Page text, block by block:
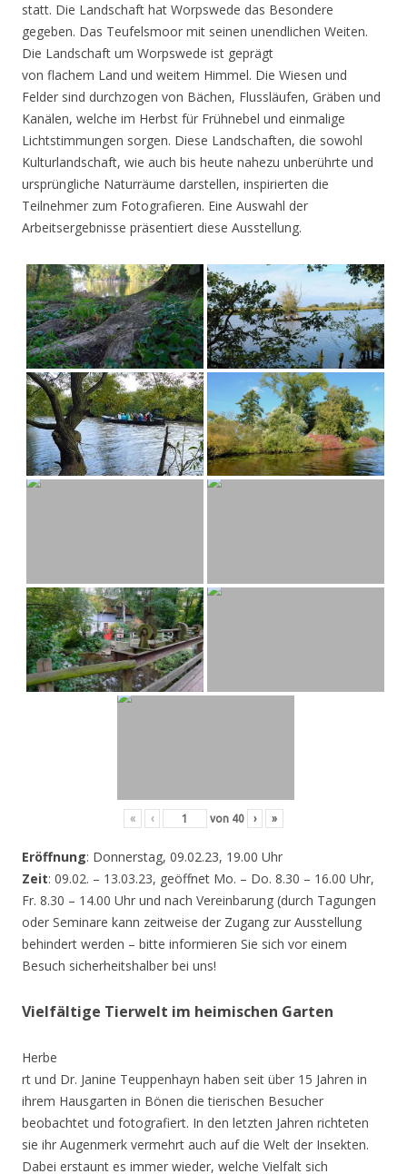
statt. Die Landschaft hat Worpswede das Besondere
gegeben. Das Teufelsmoor mit seinen unendlichen Weiten.
Die Landschaft um Worpswede ist geprägt
von flachem Land und weitem Himmel. Die Wiesen und
Felder sind durchzogen von Bächen, Flussläufen, Gräben und
Kanälen, welche im Herbst für Frühnebel und einmalige
Lichtstimmungen sorgen. Diese Landschaften, die sowohl
Kulturlandschaft, wie auch bis heute nahezu unberührte und
ursprüngliche Naturräume darstellen, inspirierten die
Teilnehmer zum Fotografieren. Eine Auswahl der
Arbeitsergebnisse präsentiert diese Ausstellung.
« ‹ von 40 › »
Eröffnung: Donnerstag, 09.02.23, 19.00 Uhr
Zeit: 09.02. – 13.03.23, geöffnet Mo. – Do. 8.30 – 16.00 Uhr,
Fr. 8.30 – 14.00 Uhr und nach Vereinbarung (durch Tagungen
oder Seminare kann zeitweise der Zugang zur Ausstellung
behindert werden – bitte informieren Sie sich vor einem
Besuch sicherheitshalber bei uns!
Vielfältige Tierwelt im heimischen Garten
Herbe
rt und Dr. Janine Teuppenhayn haben seit über 15 Jahren in
ihrem Hausgarten in Bönen die tierischen Besucher
beobachtet und fotografiert. In den letzten Jahren richteten
sie ihr Augenmerk vermehrt auch auf die Welt der Insekten.
Dabei erstaunt es immer wieder, welche Vielfalt sich